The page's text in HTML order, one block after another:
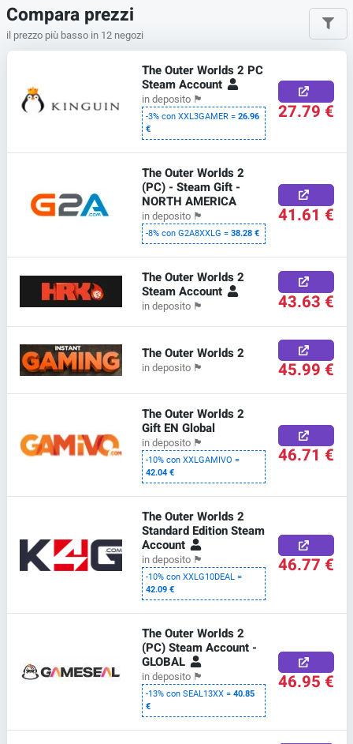
Compara prezzi
il prezzo più basso in 12 negozi
The Outer Worlds 2 PC
Steam Account
in deposito 🏴
-3% con XXL3GAMER =26.96
€
27.79 €
The Outer Worlds 2
(PC) - Steam Gift -
NORTH AMERICA
in deposito 🏴
-8% con G2A8XXLG =38.28 €
41.61 €
The Outer Worlds 2
Steam Account
in deposito 🏴 43.63 €
The Outer Worlds 2
in deposito 🏴 45.99 €
The Outer Worlds 2
Gift EN Global
in deposito 🏴
-10% con XXLGAMIVO =
42.04 €
46.71 €
The Outer Worlds 2
Standard Edition Steam
Account
in deposito 🏴
-10% con XXLG10DEAL =
42.09 €
46.77 €
The Outer Worlds 2
(PC) Steam Account -
GLOBAL
in deposito 🏴
-13% con SEAL13XX =40.85
€
46.95 €